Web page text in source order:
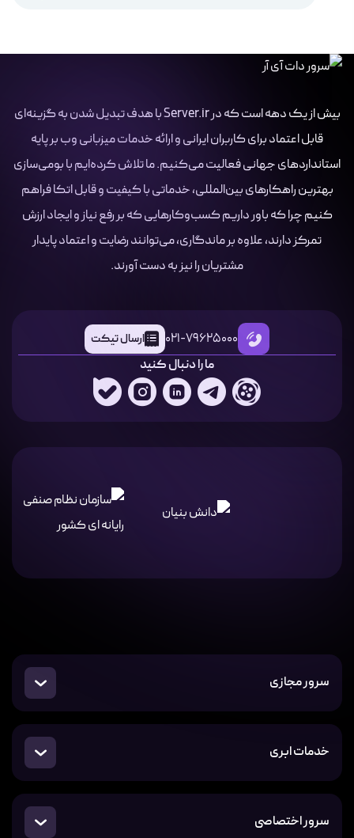
بیش از یک دهه است که در Server.ir با هدف تبدیل شدن به گزینه‌ای
قابل اعتماد برای کاربران ایرانی و ارائه خدمات میزبانی وب بر پایه
استانداردهای جهانی فعالیت می‌کنیم. ما تلاش کرده‌ایم با بومی‌سازی
بهترین راهکارهای بین‌المللی، خدماتی با کیفیت و قابل اتکا فراهم
کنیم چرا که باور داریم کسب‌وکارهایی که بر رفع نیاز و ایجاد ارزش
تمرکز دارند، علاوه بر ماندگاری، می‌توانند رضایت و اعتماد پایدار
مشتریان را نیز به دست آورند.
021-79625000 ارسال تیکت
ما را دنبال کنید
سرور مجازی
خدمات ابری
سرور اختصاصی